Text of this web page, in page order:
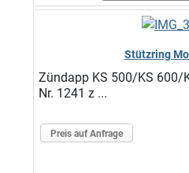
Stützring
Zündapp KS 500/KS 600/
Nr. 1241 z ...
Preis auf Anfrage